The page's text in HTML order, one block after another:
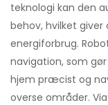
teknologi kan den
behov, hvilket
energiforbrug.
navigation, som
hjem præcist og
overse områder.